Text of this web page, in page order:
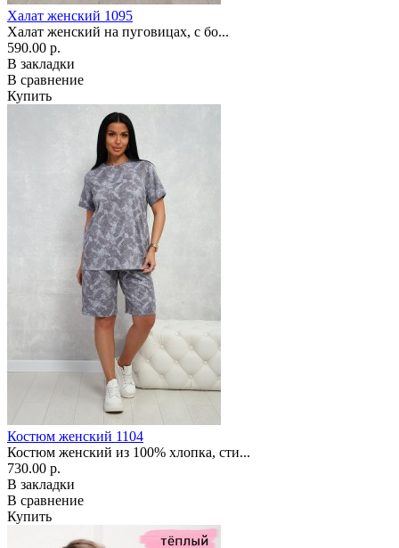
Халат женский 1095
Халат женский на пуговицах, с бо...
590.00 р.
В закладки
В сравнение
Купить
Костюм женский 1104
Костюм женский из 100% хлопка, сти...
730.00 р.
В закладки
В сравнение
Купить